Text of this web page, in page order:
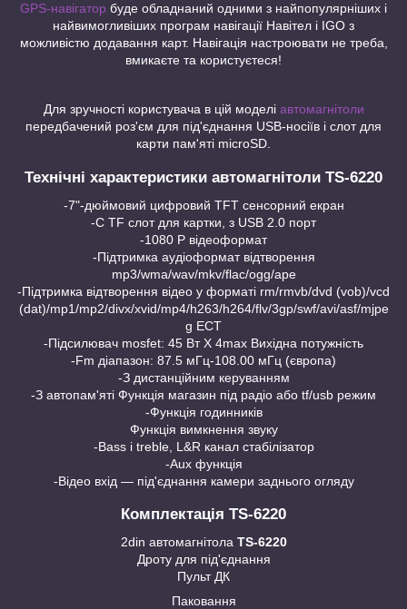
GPS-навігатор буде обладнаний одними з найпопулярніших і
найвимогливіших програм навігації Навітел і IGO з
можливістю додавання карт. Навігація настроювати не треба,
вмикаєте та користуєтеся!
Для зручності користувача в цій моделі автомагнітоли
передбачений роз'єм для під'єднання USB-носіїв і слот для
карти пам'яті microSD.
Технічні характеристики автомагнітоли TS-6220
-7"-дюймовий цифровий TFT сенсорний екран
-С TF слот для картки, з USB 2.0 порт
-1080 P відеоформат
-Підтримка аудіоформат відтворення
mp3/wma/wav/mkv/flac/ogg/ape
-Підтримка відтворення відео у форматі rm/rmvb/dvd (vob)/vcd
(dat)/mp1/mp2/divx/xvid/mp4/h263/h264/flv/3gp/swf/avi/asf/mjpe
g ЕСТ
-Підсилювач mosfet: 45 Вт X 4max Вихідна потужність
-Fm діапазон: 87.5 мГц-108.00 мГц (європа)
-З дистанційним керуванням
-З автопам'яті Функція магазин під радіо або tf/usb режим
-Функція годинників
Функція вимкнення звуку
-Bass і treble, L&R канал стабілізатор
-Aux функція
-Відео вхід — під'єднання камери заднього огляду
Комплектація TS-6220
2din автомагнітола TS-6220
Дроту для під'єднання
Пульт ДК
Паковання